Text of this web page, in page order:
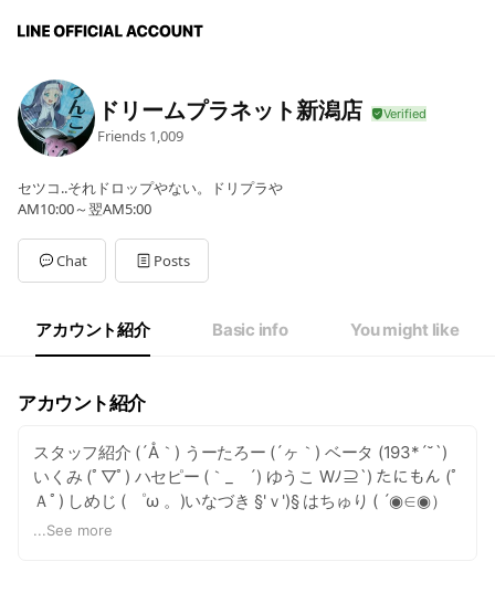
ドリームプラネット新潟店
Friends 1,009
セツコ..それドロップやない。ドリプラや
AM10:00～翌AM5:00
Chat Posts
アカウント紹介 Basic info You might like
アカウント紹介
スタッフ紹介 (´Å｀) うーたろー (´ヶ｀) ベータ (193*´˘`)
いくみ (ﾟ▽ﾟ) ハセピー (｀_ゝ´) ゆうこ Wﾉ⊇`) たにもん (ﾟ
Ａﾟ) しめじ ( ゜ω 。)いなづき §'ｖ')§ はちゅり ( ´◉∈◉）
シラエッティー
...See more